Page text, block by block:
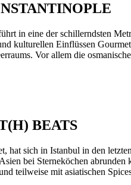
in eine der schillerndsten
kulturellen Einflüssen
Vor allem die
BEATS
hat sich in Istanbul in den
bei Sterneköchen
teilweise mit asiatischen